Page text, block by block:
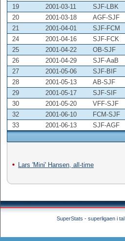
19
2001-03-11 SJF-LBK
20
2001-03-18 AGF-SJF
21
2001-04-01 SJF-FCM
24
2001-04-16 SJF-FCK
25
2001-04-22 OB-SJF
26
2001-04-29 SJF-AaB
27
2001-05-06 SJF-BIF
28
2001-05-13 AB-SJF
29
2001-05-17 SJF-SIF
30
2001-05-20 VFF-SJF
32
2001-06-10 FCM-SJF
33
2001-06-13 SJF-AGF
Lars 'Mini' Hansen, all-time
SuperStats - superligaen i tal